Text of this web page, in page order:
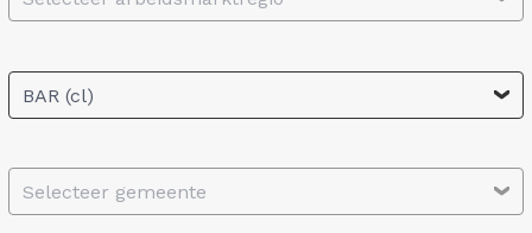
BAR (cl)
Selecteer gemeente